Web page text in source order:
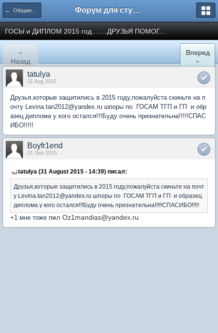
← Общаются юристы Форум для студента СГА
ГОСЫ и ДИПЛОМ 2015 год........ДРУЗЬЯ ПОМОГ...
«
Назад
Вперед
»
tatulya
31 Aug 2015
Друзья,которые защитились в 2015 году,пожалуйста скиньте на п
очту Levina.tan2012@yandex.ru шпоры по ГОСАМ ТГП и ГП и обр
азец диплома у кого остался!!!Буду очень признательна!!!!!СПАС
ИБО!!!!!
Boyfr1end
01 Sep 2015
tatulya (31 August 2015 - 14:39) писал:
Друзья,которые защитились в 2015 году,пожалуйста скиньте на почт
у Levina.tan2012@yandex.ru шпоры по ГОСАМ ТГП и ГП и образец
диплома у кого остался!!!Буду очень признательна!!!!!СПАСИБО!!!!!
+1 мне тоже пжл Oz1mandias@yandex.ru